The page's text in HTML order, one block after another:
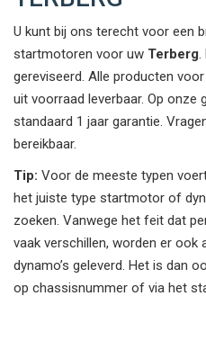
U kunt bij ons terecht voor een
startmotoren voor uw Terberg.
gereviseerd. Alle producten
uit voorraad leverbaar. Op onze
standaard 1 jaar garantie.
bereikbaar.
Tip: Voor de meeste typen
het juiste type startmotor of
zoeken. Vanwege het feit dat
vaak verschillen, worden er
dynamo’s geleverd. Het is dan
op chassisnummer of via het